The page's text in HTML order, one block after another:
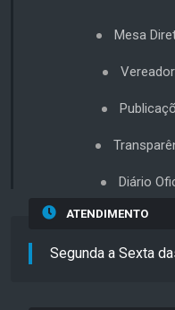
Mesa
Diário
ATENDIMENTO
Segunda a Sexta